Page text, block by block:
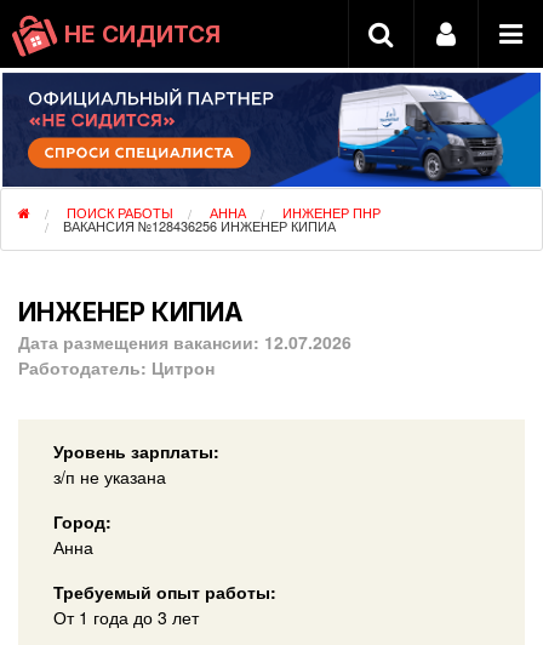
НЕ СИДИТСЯ
ПОИСК РАБОТЫ АННА ИНЖЕНЕР ПНР
ВАКАНСИЯ №128436256 ИНЖЕНЕР КИПИА
ИНЖЕНЕР КИПИА
Дата размещения вакансии: 12.07.2026
Работодатель: Цитрон
Уровень зарплаты:
з/п не указана
Город:
Анна
Требуемый опыт работы:
От 1 года до 3 лет